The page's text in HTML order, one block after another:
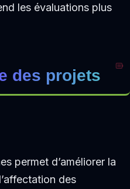
les évaluations plus
des projets
permet d’améliorer la
des